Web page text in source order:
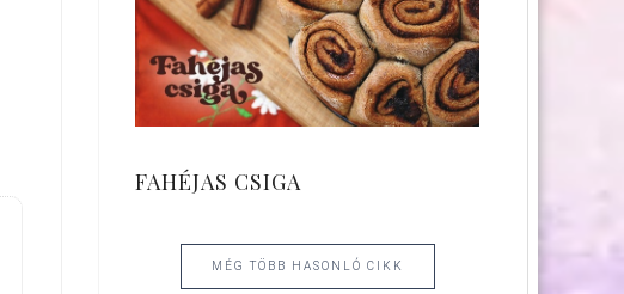
FAHÉJAS CSIGA
MÉG TÖBB HASONLÓ CIKK